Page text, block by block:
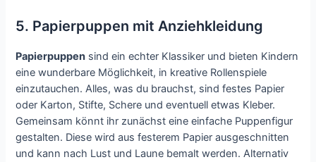
5. Papierpuppen mit Anziehkleidung
Papierpuppen sind ein echter Klassiker und bieten Kindern
eine wunderbare Möglichkeit, in kreative Rollenspiele
einzutauchen. Alles, was du brauchst, sind festes Papier
oder Karton, Stifte, Schere und eventuell etwas Kleber.
Gemeinsam könnt ihr zunächst eine einfache Puppenfigur
gestalten. Diese wird aus festerem Papier ausgeschnitten
und kann nach Lust und Laune bemalt werden. Alternativ